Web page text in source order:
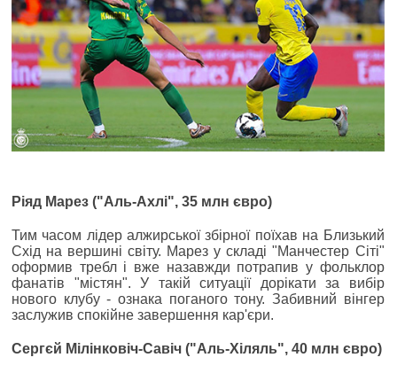
Ріяд Марез ("Аль-Ахлі", 35 млн євро)
Тим часом лідер алжирської збірної поїхав на Близький
Схід на вершині світу. Марез у складі "Манчестер Сіті"
оформив требл і вже назавжди потрапив у фольклор
фанатів "містян". У такій ситуації дорікати за вибір
нового клубу - ознака поганого тону. Забивний вінгер
заслужив спокійне завершення кар'єри.
Сергєй Мілінковіч-Савіч ("Аль-Хіляль", 40 млн євро)